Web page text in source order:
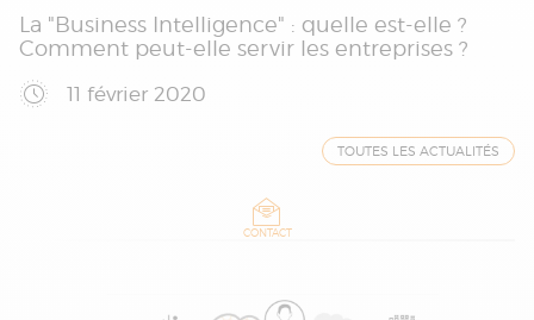
La "Business Intelligence" : quelle est-elle ?
Comment peut-elle servir les entreprises ?
11 février 2020
TOUTES LES ACTUALITÉS
CONTACT